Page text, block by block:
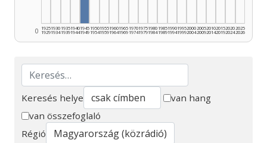
0 1925
1929
1930
1934
1935
1939
1940
1944
1945
1949
1950
1954
1955
1959
1960
1964
1965
1969
1970
1974
1975
1979
1980
1984
1985
1989
1990
1994
1995
1999
2000
2004
2005
2009
2010
2014
2015
2019
2020
2024
2025
2026
Keresés
Keresés helye
van hang
van összefoglaló
Régió